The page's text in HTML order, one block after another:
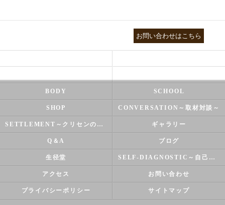
お問い合わせはこちら
BODY SCHOOL
SHOP CONVERSATION～取材対談～
SETTLEMENT～クリセンのズバリ解決シリーズ～ ギャラリー
Q＆A ブログ
生径堂 SELF-DIAGNOSTIC～自己診断～
アクセス お問い合わせ
プライバシーポリシー サイトマップ